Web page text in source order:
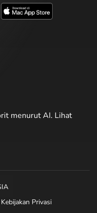
menurut AI. Lihat
Kebijakan Privasi